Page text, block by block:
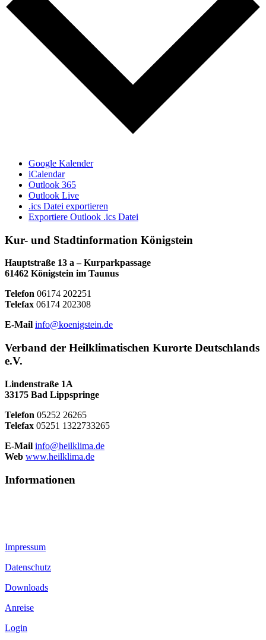
Google Kalender
iCalendar
Outlook 365
Outlook Live
.ics Datei exportieren
Exportiere Outlook .ics Datei
Kur- und Stadtinformation Königstein
Hauptstraße 13 a – Kurparkpassage
61462 Königstein im Taunus
Telefon 06174 202251
Telefax 06174 202308
E-Mail info@koenigstein.de
Verband der Heilklimatischen Kurorte Deutschlands
e.V.
Lindenstraße 1A
33175 Bad Lippspringe
Telefon 05252 26265
Telefax 05251 1322733265
E-Mail info@heilklima.de
Web www.heilklima.de
Informationen
Impressum
Datenschutz
Downloads
Anreise
Login